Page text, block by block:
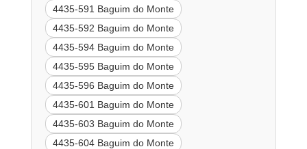
4435-591 Baguim do Monte
4435-592 Baguim do Monte
4435-594 Baguim do Monte
4435-595 Baguim do Monte
4435-596 Baguim do Monte
4435-601 Baguim do Monte
4435-603 Baguim do Monte
4435-604 Baguim do Monte